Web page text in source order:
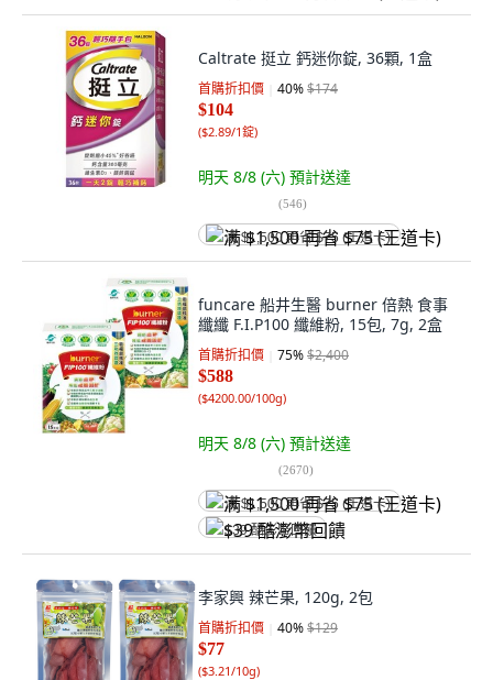
Caltrate 挺立 鈣迷你錠, 36顆, 1盒
首購折扣價 40%$174
$104
($2.89/1錠)
明天 8/8 (六) 預計送達
(546)
满 $1,500 再省 $75 (王道卡)
funcare 船井生醫 burner 倍熱 食事
纖纖 F.I.P100 纖維粉, 15包, 7g, 2盒
首購折扣價 75%$2,400
$588
($4200.00/100g)
明天 8/8 (六) 預計送達
(2670)
满 $1,500 再省 $75 (王道卡)
$39 酷澎幣回饋
李家興 辣芒果, 120g, 2包
首購折扣價 40%$129
$77
($3.21/10g)